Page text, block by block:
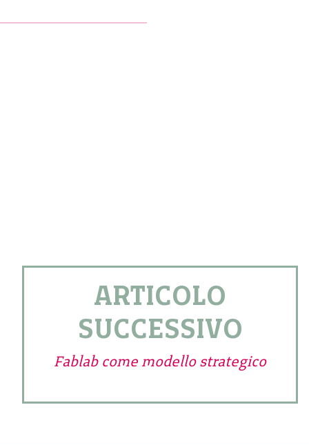
ARTICOLO
SUCCESSIVO
Fablab come modello strategico